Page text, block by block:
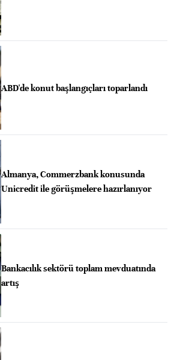
ABD'de konut başlangıçları toparlandı
Almanya, Commerzbank konusunda
Unicredit ile görüşmelere hazırlanıyor
Bankacılık sektörü toplam mevduatında
artış